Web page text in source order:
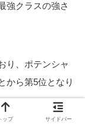
強クラスの強さ
り、ポテンシャ
から第5位となり
ップ サイドバー